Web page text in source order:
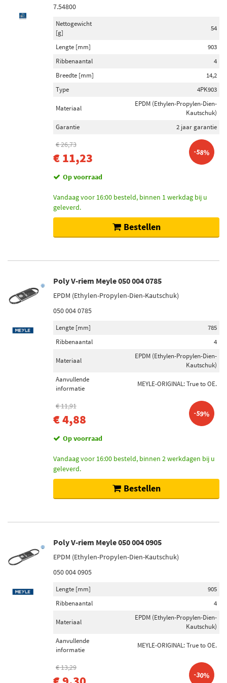
7.54800
Nettogewicht
[g]
54
Lengte [mm]
903
Ribbenaantal
4
Breedte [mm]
14,2
Type
4PK903
Materiaal
EPDM (Ethylen-Propylen-Dien-
Kautschuk)
Garantie
2 jaar garantie
€ 26,73
€ 11,23 -58%
Op voorraad
Vandaag voor 16:00 besteld, binnen 1 werkdag bij u
geleverd.
Bestellen
Poly V-riem Meyle 050 004 0785
EPDM (Ethylen-Propylen-Dien-Kautschuk)
050 004 0785
Lengte [mm]
785
Ribbenaantal
4
Materiaal
EPDM (Ethylen-Propylen-Dien-
Kautschuk)
Aanvullende
informatie
MEYLE-ORIGINAL: True to OE.
€ 11,91
€ 4,88 -59%
Op voorraad
Vandaag voor 16:00 besteld, binnen 2 werkdagen bij u
geleverd.
Bestellen
Poly V-riem Meyle 050 004 0905
EPDM (Ethylen-Propylen-Dien-Kautschuk)
050 004 0905
Lengte [mm]
905
Ribbenaantal
4
Materiaal
EPDM (Ethylen-Propylen-Dien-
Kautschuk)
Aanvullende
informatie
MEYLE-ORIGINAL: True to OE.
€ 13,29
-30%